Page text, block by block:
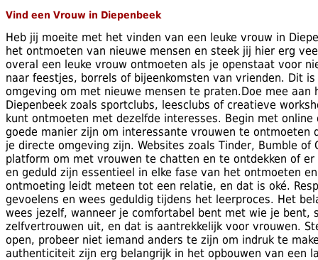
Vind een Vrouw in Diepenbeek
Heb jij moeite met het vinden van een leuke vrouw in
het ontmoeten van nieuwe mensen en steek jij hier erg
overal een leuke vrouw ontmoeten als je openstaat voor
naar feestjes, borrels of bijeenkomsten van vrienden. Dit
omgeving om met nieuwe mensen te praten.Doe mee aan
Diepenbeek zoals sportclubs, leesclubs of creatieve
kunt ontmoeten met dezelfde interesses. Begin met
goede manier zijn om interessante vrouwen te ontmoeten
je directe omgeving zijn. Websites zoals Tinder, Bumble of
platform om met vrouwen te chatten en te ontdekken of er
en geduld zijn essentieel in elke fase van het ontmoeten
ontmoeting leidt meteen tot een relatie, en dat is oké.
gevoelens en wees geduldig tijdens het leerproces. Het
wees jezelf, wanneer je comfortabel bent met wie je bent,
zelfvertrouwen uit, en dat is aantrekkelijk voor vrouwen.
open, probeer niet iemand anders te zijn om indruk te
authenticiteit zijn erg belangrijk in het opbouwen van een